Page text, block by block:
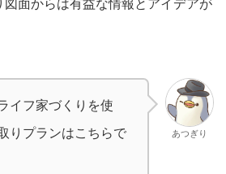
図面からは有益な情報とアイデアが
イフ家づくりを使
りプランはこちらで
あつぎり